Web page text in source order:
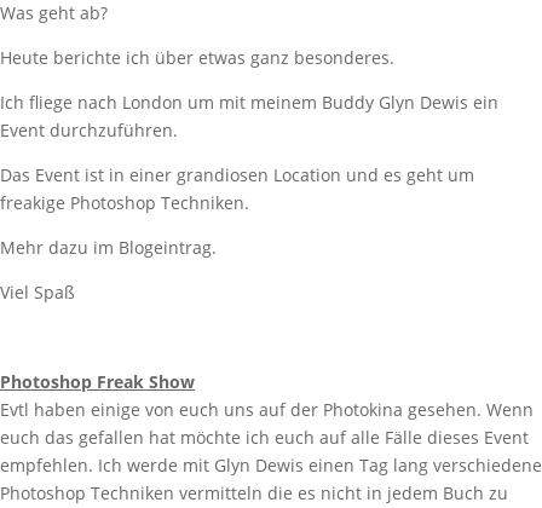
Was geht ab?
Heute berichte ich über etwas ganz besonderes.
Ich fliege nach London um mit meinem Buddy Glyn Dewis ein
Event durchzuführen.
Das Event ist in einer grandiosen Location und es geht um
freakige Photoshop Techniken.
Mehr dazu im Blogeintrag.
Viel Spaß
Photoshop Freak Show
Evtl haben einige von euch uns auf der Photokina gesehen. Wenn
euch das gefallen hat möchte ich euch auf alle Fälle dieses Event
empfehlen. Ich werde mit Glyn Dewis einen Tag lang verschiedene
Photoshop Techniken vermitteln die es nicht in jedem Buch zu